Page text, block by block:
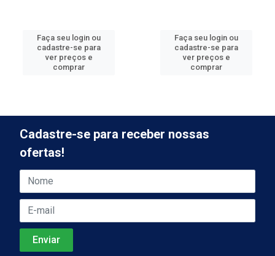
Faça seu login ou
cadastre-se para
ver preços e
comprar
Faça seu login ou
cadastre-se para
ver preços e
comprar
Cadastre-se para receber nossas
ofertas!